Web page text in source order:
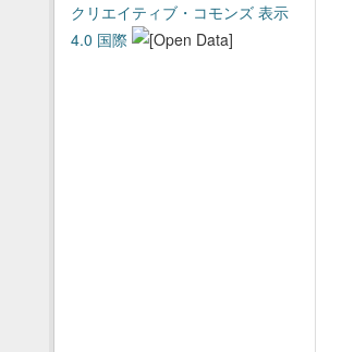
クリエイティブ・コモンズ 表示
4.0 国際